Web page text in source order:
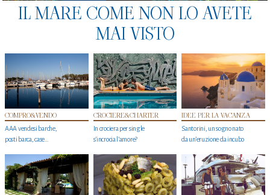
IL MARE COME NON LO AVETE
MAI VISTO
COMPRO&VENDO
AAA vendesi barche,
posti barca, case…
CROCIERE&CHARTER
In crociera per single
s'incrocia l’amore?
IDEE PER LA VACANZA
Santorini, un sogno nato
da un’eruzione da incubo